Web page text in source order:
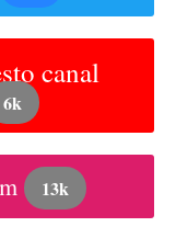
canal
6k
13k